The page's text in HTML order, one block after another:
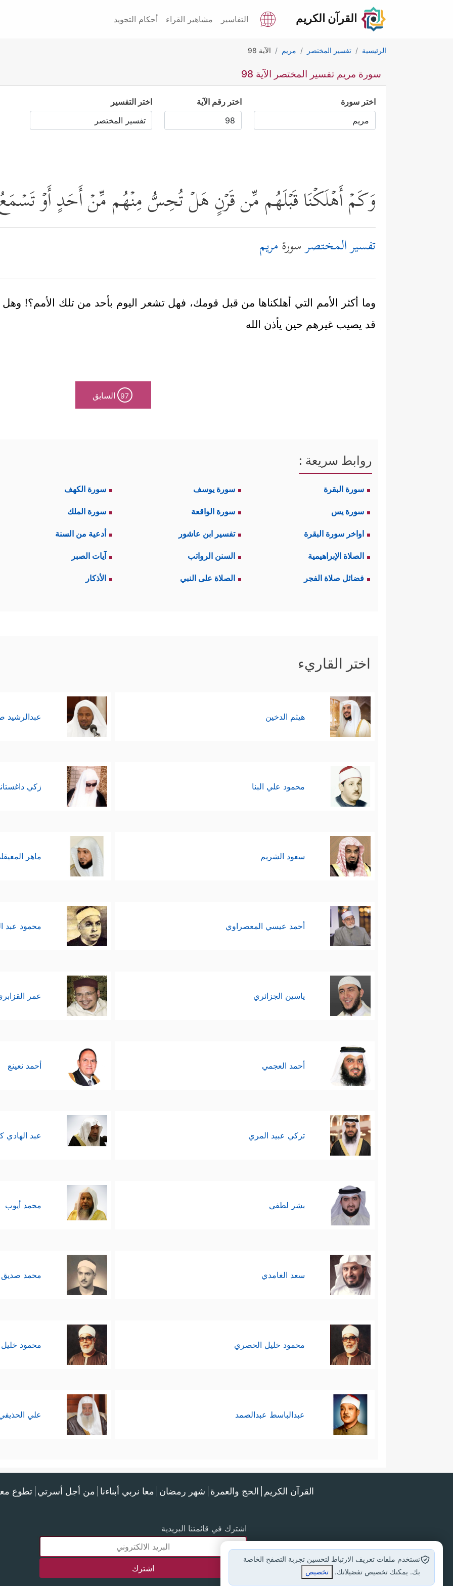
القرآن الكريم التفاسير مشاهير القراء أحكام التجويد
الرئيسية تفسير المختصر مريم الآية 98
سورة مريم تفسير المختصر الآية 98
اختر سورة اختر رقم الآية اختر التفسير
وَكَمۡ أَهۡلَكۡنَا قَبۡلَهُم مِّن قَرۡنٍ هَلۡ تُحِسُّ مِنۡهُم مِّنۡ أَحَدٍ أَوۡ
تفسير المختصرسورةمريم
وما أكثر الأمم التي أهلكناها من قبل قومك، فهل تشعر اليوم بأحد من تلك الأمم؟!
قد يصيب غيرهم حين يأذن الله
97 السابق
روابط سريعة :
سورة البقرة سورة يوسف سورة الكهف
سورة يس سورة الواقعة سورة الملك
اواخر سورة البقرة تفسير ابن عاشور أدعية من السنة
الصلاة الإبراهيمية السنن الرواتب آيات الصبر
فضائل صلاة الفجر الصلاة على النبي الأذكار
اختر القاريء
هيثم الدخين عبدالرشيد
محمود علي البنا زكي
سعود الشريم ماهر
أحمد عيسي المعصراوي محمود عبد
ياسين الجزائري عمر
أحمد العجمي أحمد نعينع
تركي عبيد المري عبد الهادي
بشر لطفي محمد أيوب
سعد الغامدي محمد صديق
محمود خليل الحصري محمود
عبدالباسط عبدالصمد علي
القرآن الكريم الحج والعمرة شهر رمضان معا نربي أبناءنا من أجل أسرتي تطوع
اشترك في قائمتنا البريدية
نستخدم ملفات تعريف الارتباط لتحسين تجربة التصفح الخاصة
بك. يمكنك تخصيص تفضيلاتك.
تخصيص